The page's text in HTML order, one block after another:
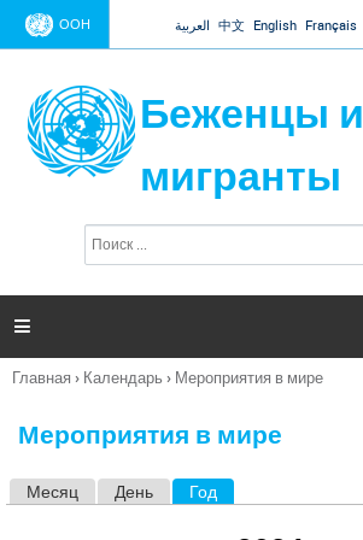
Jump to navigation
ООН العربية 中文 English Français
Беженцы и
мигранты
п
и

Вы
Главная › Календарь › Мероприятия в мире
Мероприятия в мире
Месяц День Год